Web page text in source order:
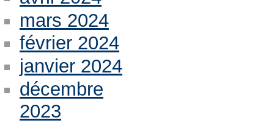
mars 2024
février 2024
janvier 2024
décembre
2023